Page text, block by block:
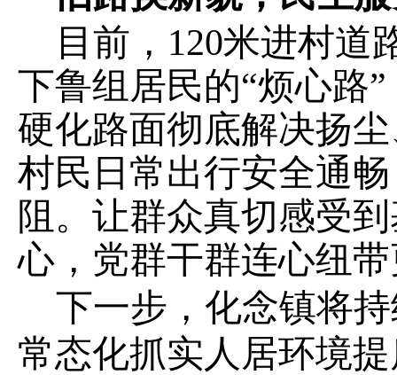
目前， 120米进村道
下鲁组居民的“烦心路”
硬化路面彻底解决扬
村民日常出行安全通
阻。让群众真切感受
心，党群干群连心纽
下一步，化念镇将
常态化抓实人居环境